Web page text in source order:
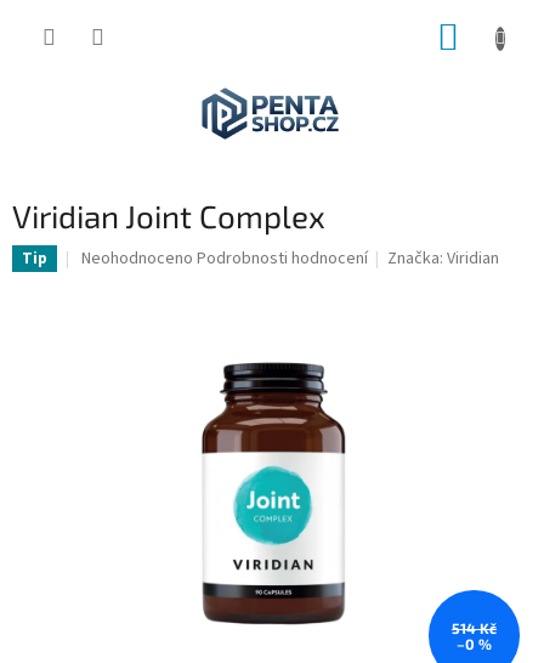
Viridian Joint Complex
Tip
Průměrné
Neohodnoceno Podrobnosti hodnocení Značka:Viridian
514 Kč
–0 %